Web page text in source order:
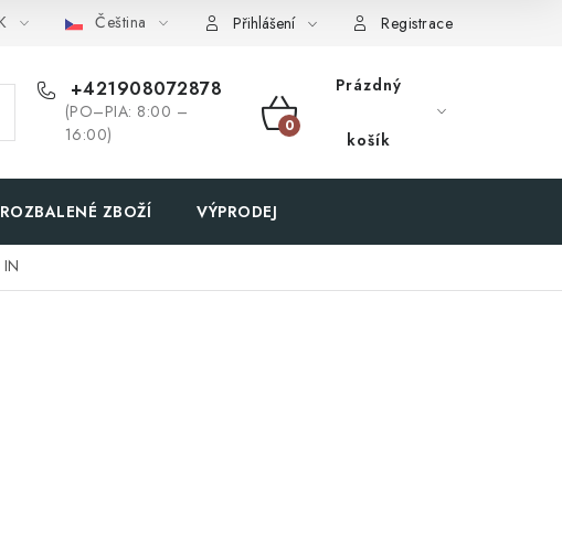
Čeština Přihlášení Registrace
+421908072878
(PO–PIA: 8:00 –
16:00)
NÁKUPNÍ
Prázdný
košík
ROZBALENÉ ZBOŽÍ VÝPRODEJ